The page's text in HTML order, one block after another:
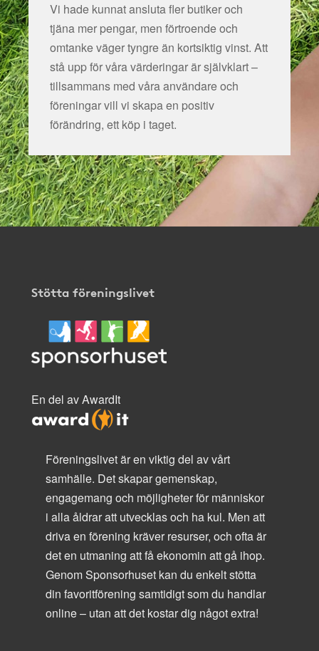
Vi hade kunnat ansluta fler butiker och
tjäna mer pengar, men förtroende och
omtanke väger tyngre än kortsiktig vinst. Att
stå upp för våra värderingar är självklart –
tillsammans med våra användare och
föreningar vill vi skapa en positiv
förändring, ett köp i taget.
Stötta föreningslivet
En del av AwardIt
Föreningslivet är en viktig del av vårt
samhälle. Det skapar gemenskap,
engagemang och möjligheter för människor
i alla åldrar att utvecklas och ha kul. Men att
driva en förening kräver resurser, och ofta är
det en utmaning att få ekonomin att gå ihop.
Genom Sponsorhuset kan du enkelt stötta
din favoritförening samtidigt som du handlar
online – utan att det kostar dig något extra!